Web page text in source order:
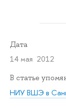
Дата
14 мая 2012
В статье
НИУ ВШЭ в